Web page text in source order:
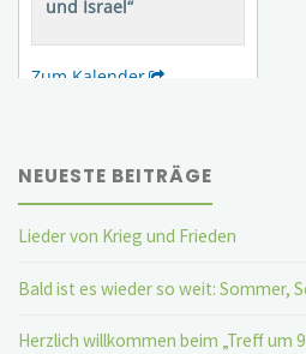
NEUESTE BEITRÄGE
Lieder von Krieg und Frieden
Bald ist es wieder so weit:
Herzlich willkommen beim „Treff um